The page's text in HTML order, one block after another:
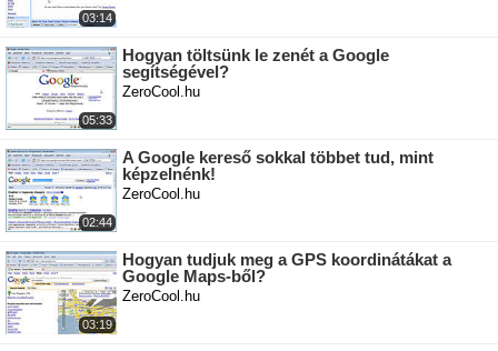
03:14
05:33
Hogyan töltsünk le zenét a Google
segítségével?
ZeroCool.hu
02:44
A Google kereső sokkal többet tud, mint
képzelnénk!
ZeroCool.hu
03:19
Hogyan tudjuk meg a GPS koordinátákat a
Google Maps-ből?
ZeroCool.hu